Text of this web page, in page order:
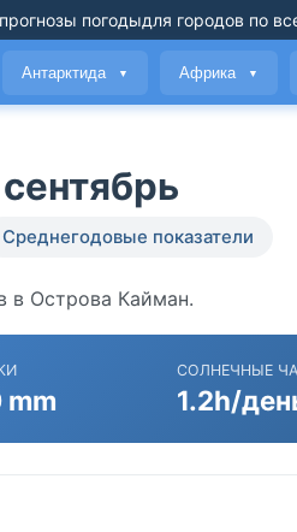
погодыдля городов по
Антарктида ▼ Африка ▼
Среднегодовые показатели
в Острова Кайман.
mm
СОЛНЕЧНЫЕ
1.2h/